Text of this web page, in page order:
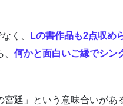
く、 Lの書作品も2点収め
何かと面白いご縁でシン
廷」という意味合いがあ